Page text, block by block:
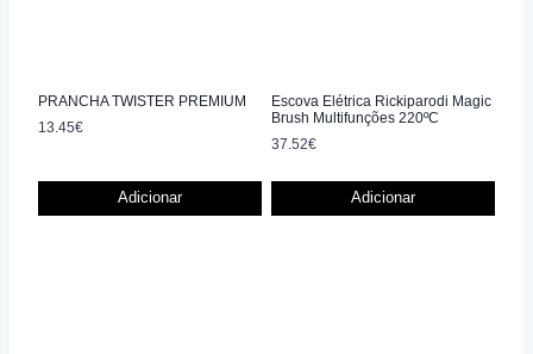
PRANCHA TWISTER PREMIUM
13.45€
Adicionar
Escova Elétrica Rickiparodi Magic
Brush Multifunções 220ºC
37.52€
Adicionar